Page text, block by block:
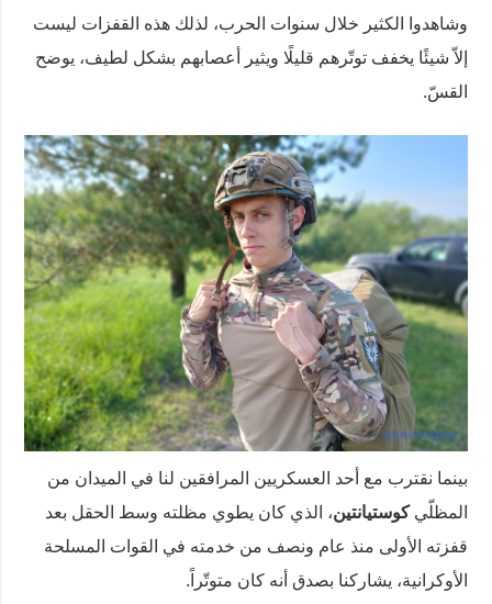
وشاهدوا الكثير خلال سنوات الحرب، لذلك هذه القفزات ليست
إلاّ شيئًا يخفف توتّرهم قليلًا ويثير أعصابهم بشكل لطيف، يوضح
القسّ.
بينما نقترب مع أحد العسكريين المرافقين لنا في الميدان من
المظلّيكوستيانتين، الذي كان يطوي مظلته وسط الحقل بعد
قفزته الأولى منذ عام ونصف من خدمته في القوات المسلحة
الأوكرانية، يشاركنا بصدق أنه كان متوتّراً.